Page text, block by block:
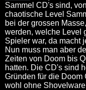
Sammel CD's sind,
chaotische Level
bei der grossen
werden, welche Level
Spieler war, da macht
Nun muss man aber
Zeiten von Doom bis
hatten. Die CD's sind
Gründen für die Doom
wohl ohne